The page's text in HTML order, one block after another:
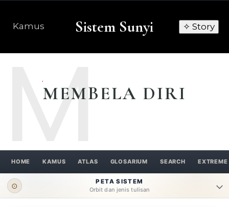
Kamus Sistem Sunyi ✧ Story
MEMBELA DIRI
M
HOME KAMUS ATLAS GLOSARIUM SEARCH EXTREME
⊙
PETA SISTEM
Orbit dan jenis tulisan